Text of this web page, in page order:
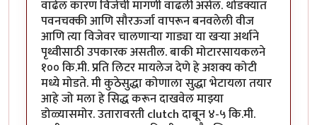
वाढेल कारण विजेची मागणी वाढली असेल. थोडक्यात
पवनचक्की आणि सौरऊर्जा वापरून बनवलेली वीज
आणि त्या विजेवर चालणाऱ्या गाड्या या खऱ्या अर्थाने
पृथ्वीसाठी उपकारक असतील. बाकी मोटारसायकलने
१०० कि.मी. प्रति लिटर मायलेज देणे हे अशक्य कोटी
मध्ये मोडते. मी कुठेसुद्धा कोणाला सुद्धा भेटायला तयार
आहे जो मला हे सिद्ध करून दाखवेल माझ्या
डोळ्यासमोर. उतारावरती clutch दाबून ४-५ कि.मी.